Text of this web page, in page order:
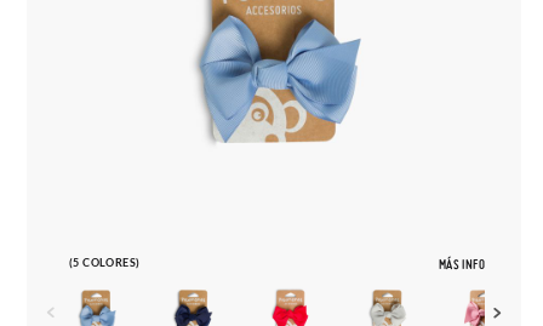
(5 COLORES) MÁS INFO